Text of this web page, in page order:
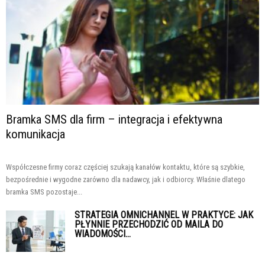
Bramka SMS dla firm – integracja i efektywna
komunikacja
Współczesne firmy coraz częściej szukają kanałów kontaktu, które są szybkie,
bezpośrednie i wygodne zarówno dla nadawcy, jak i odbiorcy. Właśnie dlatego
bramka SMS pozostaje...
STRATEGIA OMNICHANNEL W PRAKTYCE: JAK
PŁYNNIE PRZECHODZIĆ OD MAILA DO
WIADOMOŚCI...